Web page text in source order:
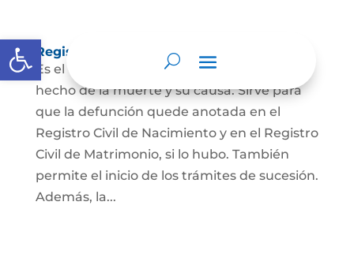
Abrir barra de herramientas
Registro Civil de Defunción
Es el documento público que prueba el
hecho de la muerte y su causa. Sirve para
que la defunción quede anotada en el
Registro Civil de Nacimiento y en el Registro
Civil de Matrimonio, si lo hubo. También
permite el inicio de los trámites de sucesión.
Además, la...